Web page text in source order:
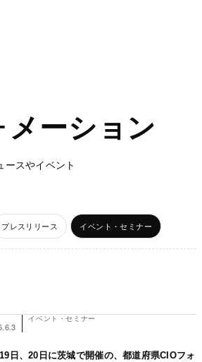
メーション
ースやイベント
プレスリリース イベント・セミナー
イベント・セミナー
日、20日に茨城で開催の、都道府県CIOフォ